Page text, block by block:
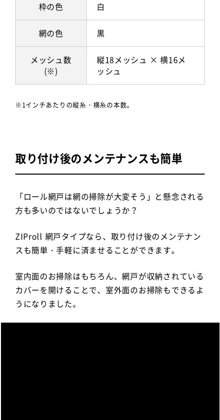
枠の色 白
網の色 黒
メッシュ数
(※)
縦18メッシュ × 横16メ
ッシュ
※1インチあたりの縦糸・横糸の本数。
取り付け後のメンテナンスも簡単
「ロール網戸は網の掃除が大変そう」と懸念される
方も多いのではないでしょうか？
ZIProll 網戸タイプなら、取り付け後のメンテナン
スも簡単・手軽に済ませることができます。
室内面のお掃除はもちろん、網戸が収納されている
カバーを開けることで、室外面のお掃除もできるよ
うになりました。